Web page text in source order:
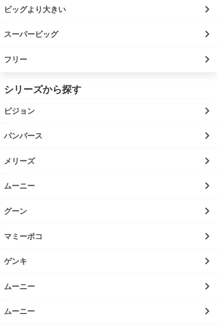
ビッグより大きい
スーパービッグ
フリー
シリーズから探す
ピジョン
パンパース
メリーズ
ムーニー
グーン
マミーポコ
ゲンキ
ムーニー
ムーニー